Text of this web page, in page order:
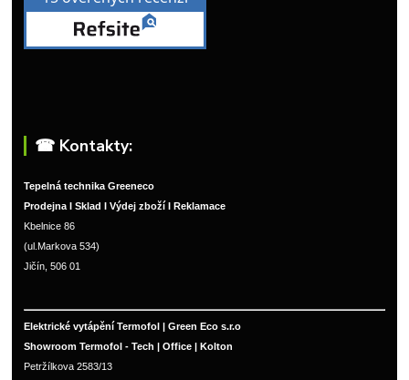
☎︎ Kontakty:
Tepelná technika Greeneco
Prodejna I Sklad I Výdej zboží I Reklamace
Kbelnice 86
(ul.Markova 534)
Jičín, 506 01
Elektrické vytápění Termofol | Green Eco s.r.o
Showroom Termofol - Tech | Office | Kolton
Petržílkova 2583/13